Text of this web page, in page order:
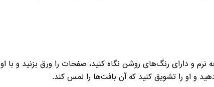
و دارای رنگ‌های روشن نگاه کنید، صفحات را ورق بزنید و با
و او را تشویق کنید که آن بافت‌ها را لمس کند.